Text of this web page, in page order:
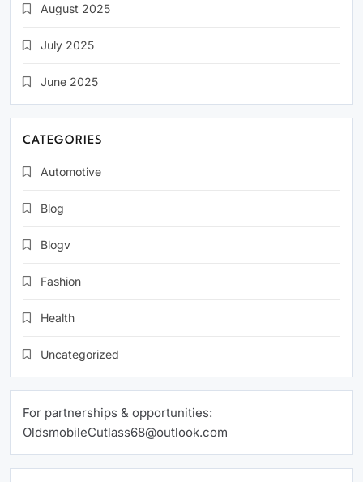
August 2025
July 2025
June 2025
CATEGORIES
Automotive
Blog
Blogv
Fashion
Health
Uncategorized
For partnerships & opportunities:
OldsmobileCutlass68@outlook.com